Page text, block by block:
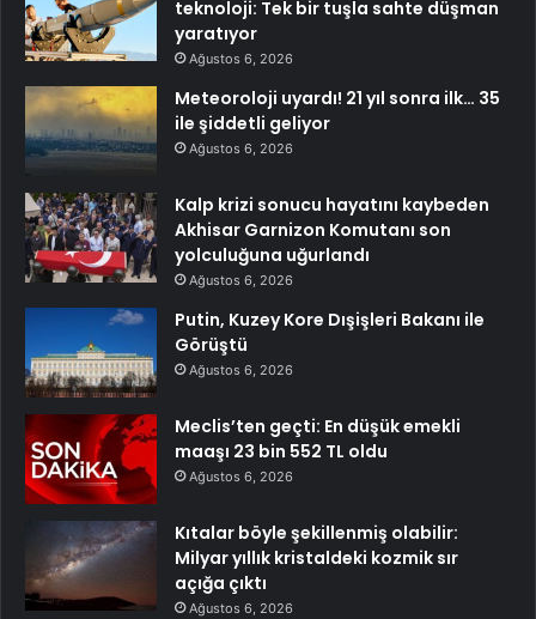
teknoloji: Tek bir tuşla sahte düşman
yaratıyor
Ağustos 6, 2026
Meteoroloji uyardı! 21 yıl sonra ilk… 35
ile şiddetli geliyor
Ağustos 6, 2026
Kalp krizi sonucu hayatını kaybeden
Akhisar Garnizon Komutanı son
yolculuğuna uğurlandı
Ağustos 6, 2026
Putin, Kuzey Kore Dışişleri Bakanı ile
Görüştü
Ağustos 6, 2026
Meclis’ten geçti: En düşük emekli
maaşı 23 bin 552 TL oldu
Ağustos 6, 2026
Kıtalar böyle şekillenmiş olabilir:
Milyar yıllık kristaldeki kozmik sır
açığa çıktı
Ağustos 6, 2026